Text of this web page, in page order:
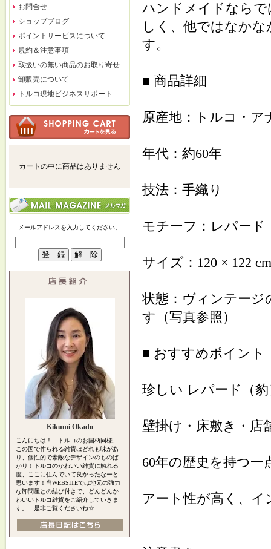
お問合せ
ショップブログ
ポイントサービスについて
規約＆注意事項
取扱いの無い商品のお取り寄せ
卸販売について
トルコ現地ビジネスサポート
カートの中に商品はありません
メールアドレスを入力してください。
Kikumi Okado
こんにちは！ トルコのお国柄同様、
この国で作られる雑貨はどれも味があ
り、個性的で素敵なデザインのものば
かり！トルコのかわいい雑貨に触れる
度、ここに住んでいて良かったなーと
思います！当WEBSITEでは地元の強力
な卸問屋との結び付きで、どんどんか
わいいトルコ雑貨をご紹介していきま
す。 是非ご覧くださいね☆
ハンドメイドならで
しく、他ではなか
す。
■ 商品詳細
原産地：トルコ・ア
年代：約60年
技法：手織り
モチーフ：レパード
サイズ：120 × 122 cm
状態：ヴィンテージ
す（写真参照）
■ おすすめポイント
珍しい レパード（
壁掛け・床敷き・店
60年の歴史を持つ
アート性が高く、